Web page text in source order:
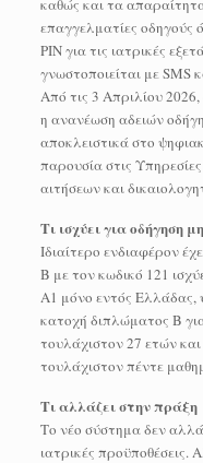
καθώς και τα
επαγγελματίες οδηγούς
PIN για τις ιατρικές
γνωστοποιείται με SMS
Από τις 3 Απριλίου
η ανανέωση αδειών
αποκλειστικά στο
παρουσία στις
αιτήσεων και
Τι ισχύει για οδήγηση
Ιδιαίτερο ενδιαφέρον
Β με τον κωδικό 121
Α1 μόνο εντός Ελλάδας,
κατοχή διπλώματος Β
τουλάχιστον 27 ετών
τουλάχιστον πέντε
Τι αλλάζει στην πράξη
Το νέο σύστημα δεν
ιατρικές προϋποθέσεις.